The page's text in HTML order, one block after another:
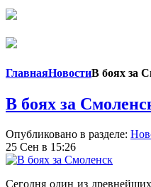
ГлавнаяНовостиВ боях за
В боях за
Опубликовано в разделе:
25 Сен в 15:26
Сегодня один из